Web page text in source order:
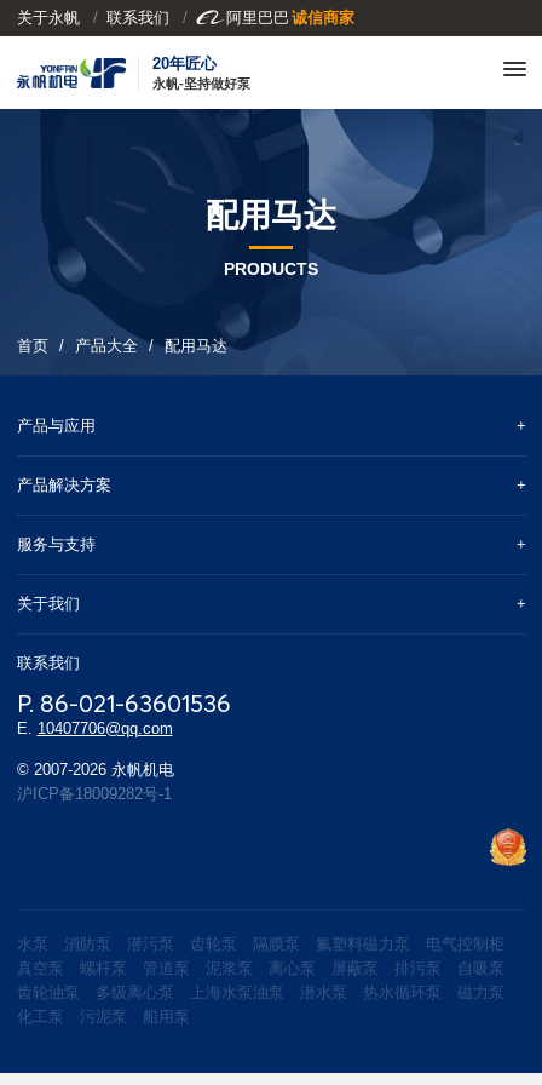
关于永帆 联系我们  阿里巴巴 诚信商家
20年匠心
永帆-坚持做好泵
首页 产品大全 配用马达
配用马达
PRODUCTS
产品与应用
产品解决方案
服务与支持
关于我们
联系我们
P. 86-021-63601536
E. 10407706@qq.com
© 2007-2026 永帆机电
沪ICP备18009282号-1
水泵 消防泵 潜污泵 齿轮泵 隔膜泵 氟塑料磁力泵
电气控制柜
真空泵
螺杆泵 管道泵 泥浆泵 离心泵 屏蔽泵 排污泵
自吸泵
齿轮油泵
多级离心泵 上海水泵油泵 潜水泵 热水循环泵
磁力泵
化工泵
污泥泵 船用泵